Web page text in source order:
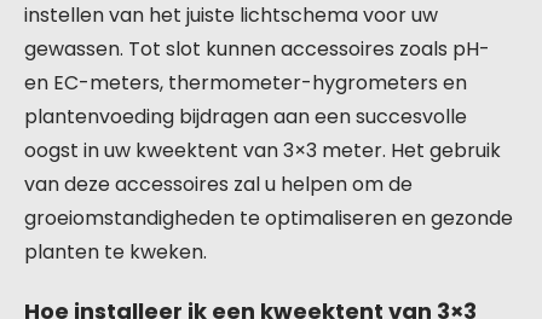
instellen van het juiste lichtschema voor uw
gewassen. Tot slot kunnen accessoires zoals pH-
en EC-meters, thermometer-hygrometers en
plantenvoeding bijdragen aan een succesvolle
oogst in uw kweektent van 3×3 meter. Het gebruik
van deze accessoires zal u helpen om de
groeiomstandigheden te optimaliseren en gezonde
planten te kweken.
Hoe installeer ik een kweektent van 3×3